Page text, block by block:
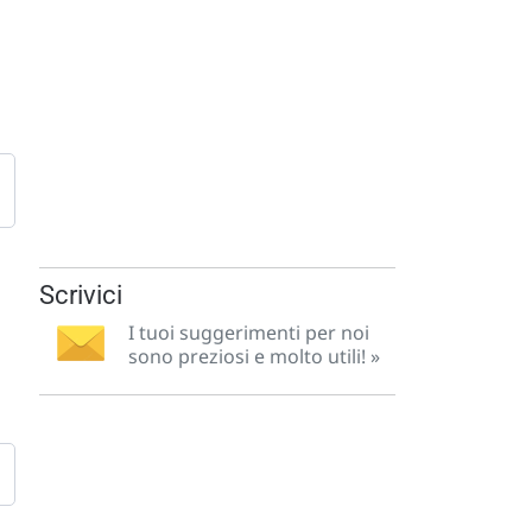
Scrivici
I tuoi suggerimenti per noi
sono preziosi e molto utili! »